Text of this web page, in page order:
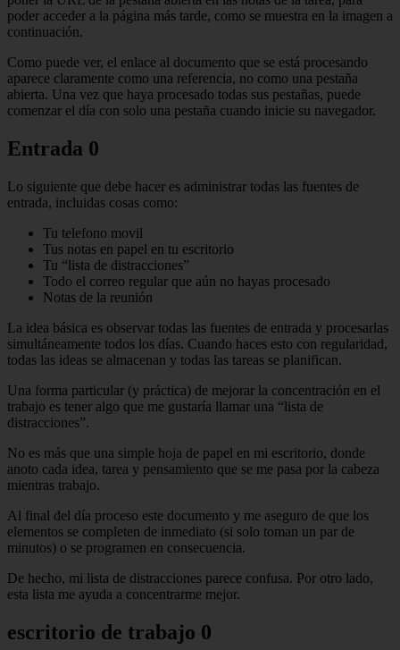
poder acceder a la página más tarde, como se muestra en la imagen a
continuación.
Como puede ver, el enlace al documento que se está procesando
aparece claramente como una referencia, no como una pestaña
abierta. Una vez que haya procesado todas sus pestañas, puede
comenzar el día con solo una pestaña cuando inicie su navegador.
Entrada 0
Lo siguiente que debe hacer es administrar todas las fuentes de
entrada, incluidas cosas como:
Tu telefono movil
Tus notas en papel en tu escritorio
Tu “lista de distracciones”
Todo el correo regular que aún no hayas procesado
Notas de la reunión
La idea básica es observar todas las fuentes de entrada y procesarlas
simultáneamente todos los días. Cuando haces esto con regularidad,
todas las ideas se almacenan y todas las tareas se planifican.
Una forma particular (y práctica) de mejorar la concentración en el
trabajo es tener algo que me gustaría llamar una “lista de
distracciones”.
No es más que una simple hoja de papel en mi escritorio, donde
anoto cada idea, tarea y pensamiento que se me pasa por la cabeza
mientras trabajo.
Al final del día proceso este documento y me aseguro de que los
elementos se completen de inmediato (si solo toman un par de
minutos) o se programen en consecuencia.
De hecho, mi lista de distracciones parece confusa. Por otro lado,
esta lista me ayuda a concentrarme mejor.
escritorio de trabajo 0